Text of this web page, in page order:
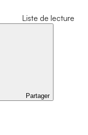
Liste de lecture
Partager